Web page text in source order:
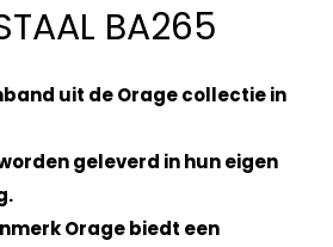
BA265
uit de Orage collectie in
geleverd in hun eigen
Orage biedt een